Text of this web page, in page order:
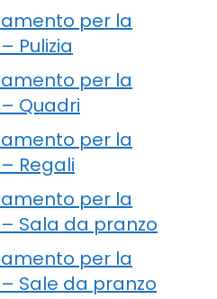
per la
Pulizia
per la
Quadri
per la
Regali
per la
Sala da pranzo
per la
Sale da pranzo